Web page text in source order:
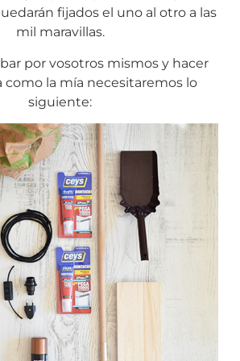
fijados el uno al otro a las
mil maravillas.
por vosotros mismos y hacer
como la mía necesitaremos lo
siguiente: